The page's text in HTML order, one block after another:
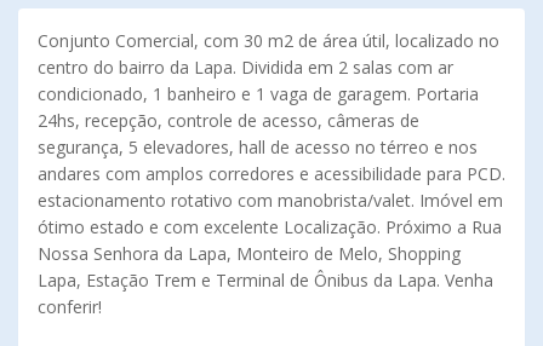
Conjunto Comercial, com 30 m2 de área útil, localizado no
centro do bairro da Lapa. Dividida em 2 salas com ar
condicionado, 1 banheiro e 1 vaga de garagem. Portaria
24hs, recepção, controle de acesso, câmeras de
segurança, 5 elevadores, hall de acesso no térreo e nos
andares com amplos corredores e acessibilidade para PCD.
estacionamento rotativo com manobrista/valet. Imóvel em
ótimo estado e com excelente Localização. Próximo a Rua
Nossa Senhora da Lapa, Monteiro de Melo, Shopping
Lapa, Estação Trem e Terminal de Ônibus da Lapa. Venha
conferir!